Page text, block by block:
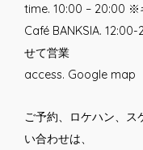
time. 10:00 – 20:00 ※
Café BANKSIA.
せて営業
access. Google map
ご予約、ロケハン、ス
い合わせは、